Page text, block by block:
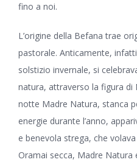
fino a noi.
L’origine della Befana trae
pastorale. Anticamente,
solstizio invernale, si
natura, attraverso la figura di
notte Madre Natura, stanca
energie durante l’anno,
e benevola strega, che
Oramai secca, Madre Natura